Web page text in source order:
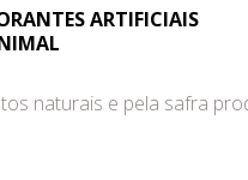
ARTIFICIAIS
naturais e pela safra